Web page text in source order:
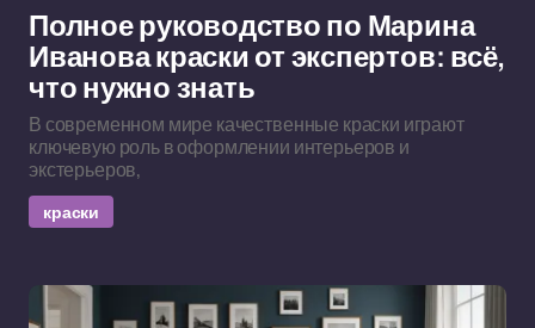
Полное руководство по Марина
Иванова краски от экспертов: всё,
что нужно знать
В современном мире качественные краски играют
ключевую роль в оформлении интерьеров и
экстерьеров,
краски